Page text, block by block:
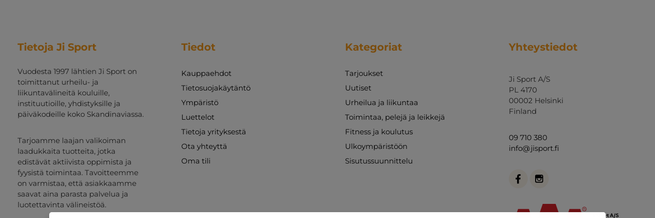
Tietoja Ji Sport
Vuodesta 1997 lähtien Ji Sport on
toimittanut urheilu- ja
liikuntavälineitä kouluille,
instituutioille, yhdistyksille ja
päiväkodeille koko Skandinaviassa.
Tarjoamme laajan valikoiman
laadukkaita tuotteita, jotka
edistävät aktiivista oppimista ja
fyysistä toimintaa. Tavoitteemme
on varmistaa, että asiakkaamme
saavat aina parasta palvelua ja
luotettavinta välineistöä.
Tiedot
Kauppaehdot
Tietosuojakäytäntö
Ympäristö
Luettelot
Tietoja yrityksestä
Ota yhteyttä
Oma tili
Kategoriat
Tarjoukset
Uutiset
Urheilua ja liikuntaa
Toimintaa, pelejä ja leikkejä
Fitness ja koulutus
Ulkoympäristöön
Sisutussuunnittelu
Yhteystiedot
Ji Sport A/S
PL 4170
00002 Helsinki
Finland
09 710 380
info@jisport.fi